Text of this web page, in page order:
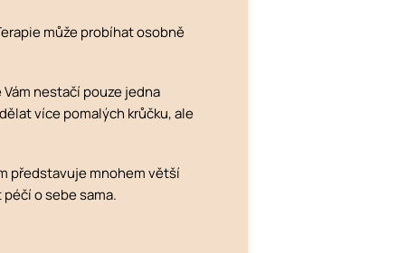
může probíhat osobně
nestačí pouze jedna
více pomalých krůčku, ale
představuje mnohem větší
o sebe sama.